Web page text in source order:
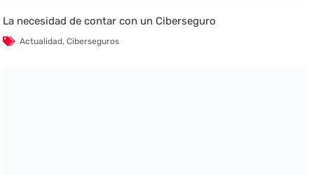
La necesidad de contar con un Ciberseguro
Actualidad,Ciberseguros